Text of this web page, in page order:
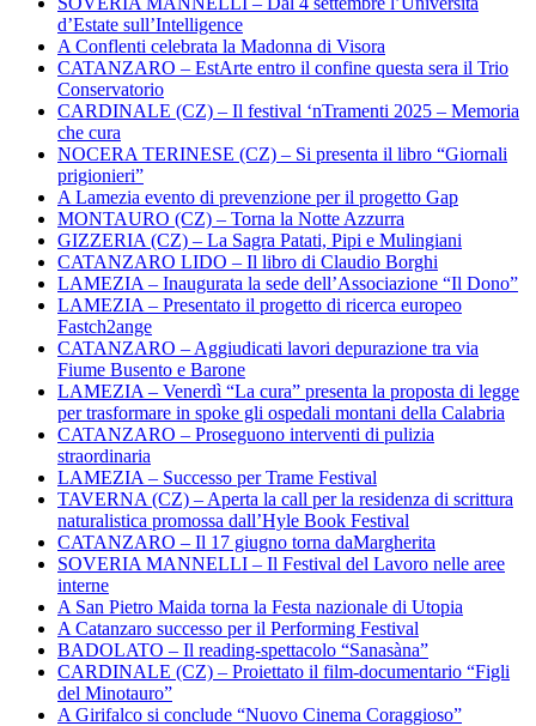
d’Estate sull’Intelligence
A Conflenti celebrata la Madonna di Visora
CATANZARO – EstArte entro il confine questa sera il Trio
Conservatorio
CARDINALE (CZ) – Il festival ‘nTramenti 2025 – Memoria
che cura
NOCERA TERINESE (CZ) – Si presenta il libro “Giornali
prigionieri”
A Lamezia evento di prevenzione per il progetto Gap
MONTAURO (CZ) – Torna la Notte Azzurra
GIZZERIA (CZ) – La Sagra Patati, Pipi e Mulingiani
CATANZARO LIDO – Il libro di Claudio Borghi
LAMEZIA – Inaugurata la sede dell’Associazione “Il Dono”
LAMEZIA – Presentato il progetto di ricerca europeo
Fastch2ange
CATANZARO – Aggiudicati lavori depurazione tra via
Fiume Busento e Barone
LAMEZIA – Venerdì “La cura” presenta la proposta di legge
per trasformare in spoke gli ospedali montani della Calabria
CATANZARO – Proseguono interventi di pulizia
straordinaria
LAMEZIA – Successo per Trame Festival
TAVERNA (CZ) – Aperta la call per la residenza di scrittura
naturalistica promossa dall’Hyle Book Festival
CATANZARO – Il 17 giugno torna daMargherita
SOVERIA MANNELLI – Il Festival del Lavoro nelle aree
interne
A San Pietro Maida torna la Festa nazionale di Utopia
A Catanzaro successo per il Performing Festival
BADOLATO – Il reading-spettacolo “Sanasàna”
CARDINALE (CZ) – Proiettato il film-documentario “Figli
del Minotauro”
A Girifalco si conclude “Nuovo Cinema Coraggioso”